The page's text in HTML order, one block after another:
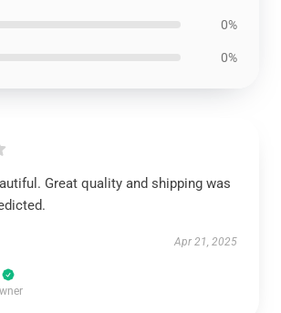
0%
0%
Great quality and shipping was
Apr 21, 2025